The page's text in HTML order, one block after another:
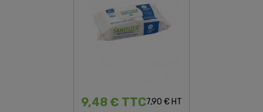
9,48 € TTC7,90 € HT